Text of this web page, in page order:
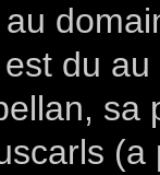
du
sa
(a